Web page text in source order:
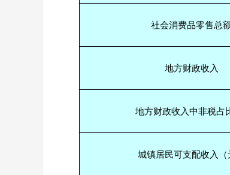
社会消费品零售总
地方财政收入
地方财政收入中非税占
城镇居民可支配收入（